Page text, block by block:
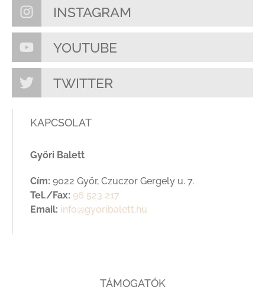
INSTAGRAM
YOUTUBE
TWITTER
KAPCSOLAT
Győri Balett
Cím: 9022 Győr, Czuczor Gergely u. 7.
Tel./Fax: 96 523 217
Email: info@gyoribalett.hu
TÁMOGATÓK